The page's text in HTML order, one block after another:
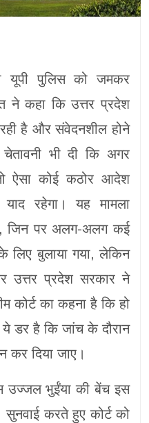
यूपी पुलिस को जमकर
ने कहा कि उत्तर प्रदेश
है और संवेदनशील होने
भी दी कि अगर
ऐसा कोई कठोर आदेश
रहेगा। यह मामला
जिन पर अलग-अलग कई
लिए बुलाया गया, लेकिन
उत्तर प्रदेश सरकार ने
कोर्ट का कहना है कि हो
ये डर है कि जांच के दौरान
कर दिया जाए।
उज्जल भुईंया की बेंच इस
करते हुए कोर्ट को